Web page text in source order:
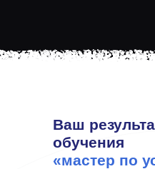
Ваш
обучения
«мастер по